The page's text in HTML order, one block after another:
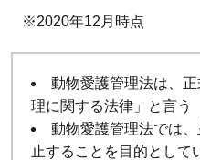
※2020年12月時点
動物愛護管理法は、
理に関する法律」と言う
動物愛護管理法では
止することを目的として